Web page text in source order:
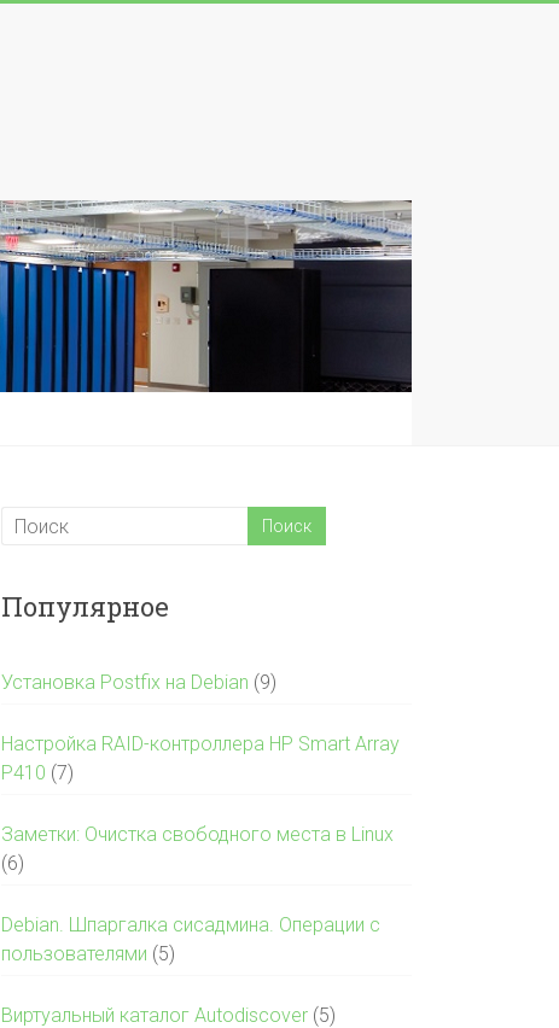
Популярное
Установка Postfix на Debian (9)
Настройка RAID-контроллера HP Smart Array
P410 (7)
Заметки: Очистка свободного места в Linux
(6)
Debian. Шпаргалка сисадмина. Операции с
пользователями (5)
Виртуальный каталог Autodiscover (5)